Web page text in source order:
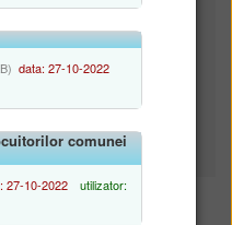
UNITĂȚII ADMINISTRATIV-
TERITORIALE
data: 27-10-2022
comunei
27-10-2022
utilizator: